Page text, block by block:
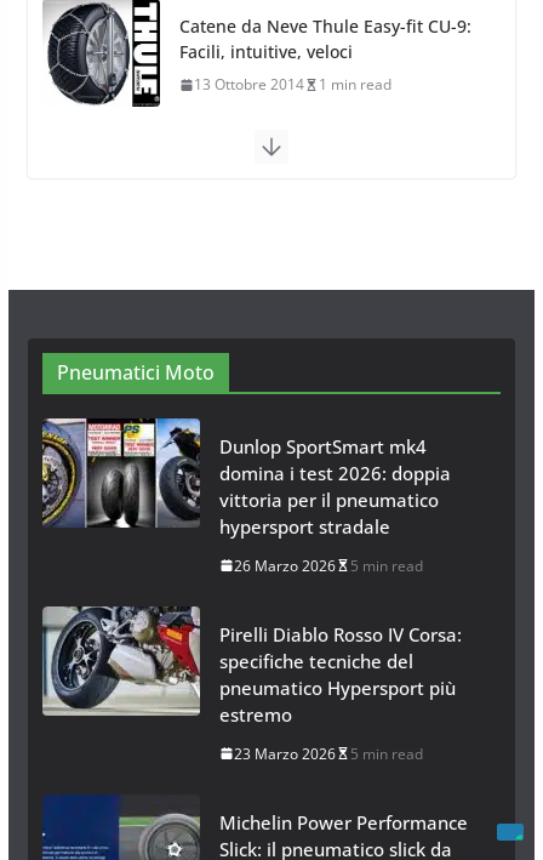
Calze da Neve Arexocks by
Arexons
26 Ottobre 2013 1 min read
Calze da Neve per Auto 2025:
26 Gennaio 2017
Pneumatici Moto
Dunlop SportSmart mk4
domina i test 2026: doppia
vittoria per il pneumatico
hypersport stradale
26 Marzo 2026 5 min read
Pirelli Diablo Rosso IV Corsa:
specifiche tecniche del
pneumatico Hypersport più
estremo
23 Marzo 2026 5 min read
Michelin Power Performance
Slick: il pneumatico slick da